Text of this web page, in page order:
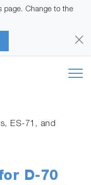
page. Change to the
ES-71, and
D-70